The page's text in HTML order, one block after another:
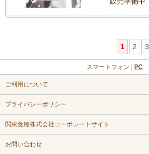
1
2 3
スマートフォン | PC
ご利用について
プライバシーポリシー
関東食糧株式会社コーポレートサイト
お問い合わせ